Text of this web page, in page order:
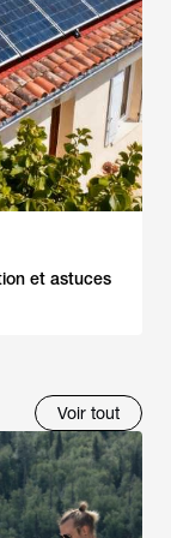
et astuces
Voir tout